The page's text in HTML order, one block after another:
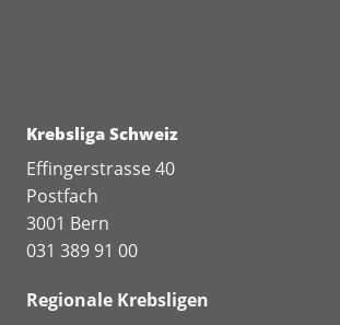
Krebsliga Schweiz
Effingerstrasse 40
Postfach
3001 Bern
031 389 91 00
Regionale Krebsligen